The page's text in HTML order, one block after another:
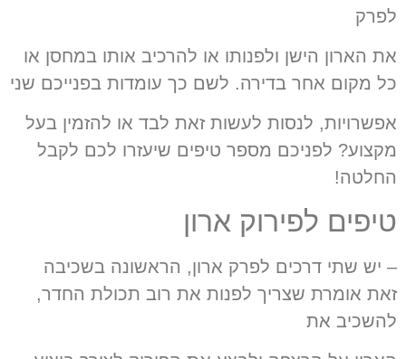
לפרק
את הארון הישן ולפנותו או להרכיב אותו במחסן או
כל מקום אחר בדירה. לשם כך עומדות בפנייכם שני
אפשרויות, לנסות לעשות זאת לבד או להזמין בעל
מקצוע? לפניכם מספר טיפים שיעזרו לכם לקבל
החלטה!
טיפים לפירוק ארון
– יש שתי דרכים לפרק ארון, הראשונה בשכיבה
זאת אומרת שצריך לפנות את רוב תכולת החדר,
להשכיב את